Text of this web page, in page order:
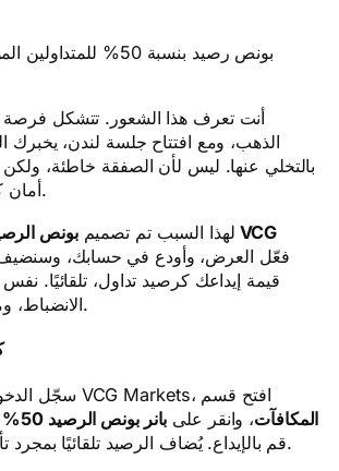
بونص رصيد بنسبة 50%
أنت تعرف هذا الشعور. تتشكل
الذهب، ومع افتتاح جلسة لندن، يخبرك
بالتخلي عنها. ليس لأن الصفقة خاطئة،
أمان كافٍ لتحمل تقلباتها.
لهذا السبب تم تصميم
قيمة إيداعك كرصيد تداول، تلقائيًا. نفس
الانضباط، ومساحة أكبر للتنفيذ.
سجّل الدخول إلى حسابك في VCG Markets، افتح قسم
المكافآت، وانقر على بانر بونص الرصيد 50%
قم بالإيداع. يُضاف الرصيد تلقائيًا بمجرد تأكيد وصول الأموال.